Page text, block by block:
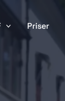
Priser